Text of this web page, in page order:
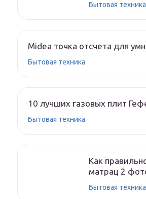
Бытовая техника
Midea точка отсчета для
Бытовая техника
10 лучших газовых плит
Бытовая техника
Как
матрац 2
Бытовая техника